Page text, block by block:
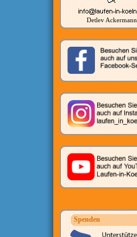
Detlev Ackermann
Spenden